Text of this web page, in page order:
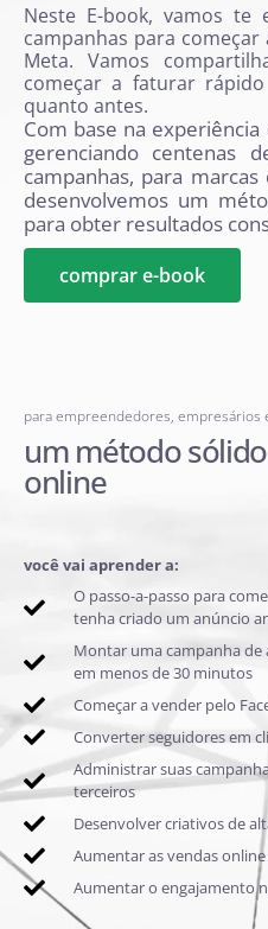
Neste E-book, vamos
campanhas para
Meta. Vamos
começar a faturar
quanto antes.
Com base na
gerenciando centenas
campanhas, para
desenvolvemos um
para obter resultados
comprar e-book
para empreendedores, empresários
um método
online
você vai aprender a:
O passo-a-passo para
tenha criado um anúncio
Montar uma campanha de
em menos de 30 minutos
Começar a vender pelo
Converter seguidores em
Administrar suas
terceiros
Desenvolver criativos de
Aumentar as vendas
Aumentar o engajamento